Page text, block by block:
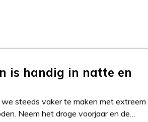
is handig in natte en
we steeds vaker te maken met extreem
Neem het droge voorjaar en de…